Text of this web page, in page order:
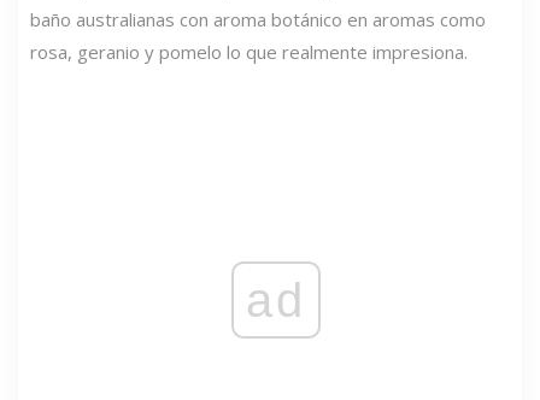
baño australianas con aroma botánico en aromas como
rosa, geranio y pomelo lo que realmente impresiona.
ad